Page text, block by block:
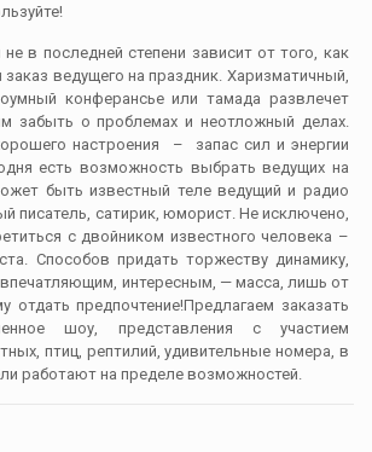
в последней степени зависит от того, как
ведущего на праздник. Харизматичный,
конферансье или тамада развлечет
забыть о проблемах и неотложный делах.
настроения – запас сил и энергии
есть возможность выбрать ведущих на
быть известный теле ведущий и радио
писатель, сатирик, юморист. Не исключено,
с двойником известного человека –
Способов придать торжеству динамику,
впечатляющим, интересным, — масса, лишь от
отдать предпочтение!Предлагаем заказать
шоу, представления с участием
птиц, рептилий, удивительные номера, в
работают на пределе возможностей.